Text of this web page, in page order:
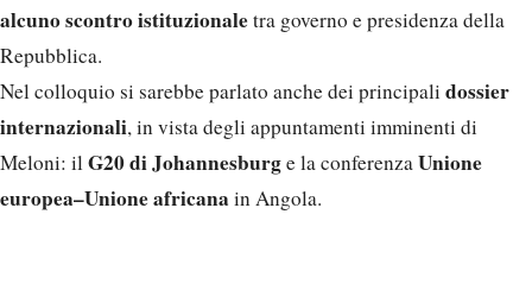
alcuno scontro istituzionaletra governo e presidenza della
Repubblica.
Nel colloquio si sarebbe parlato anche dei principali dossier
internazionali, in vista degli appuntamenti imminenti di
Meloni: ilG20 di Johannesburge la conferenzaUnione
europea–Unione africana in Angola.